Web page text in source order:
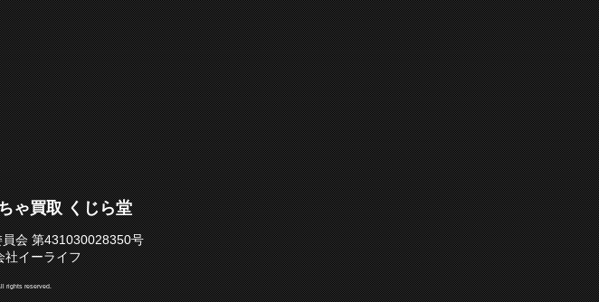
ゃ買取 くじら堂
会 第431030028350号
社イーライフ
rights reserved.